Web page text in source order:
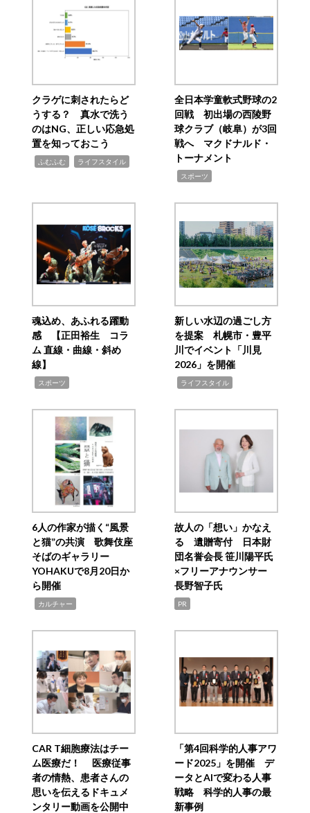
クラゲに刺されたらど
うする？ 真水で洗う
のはNG、正しい応急処
置を知っておこう
ふむふむ ライフスタイル
全日本学童軟式野球の2
回戦 初出場の西陵野
球クラブ（岐阜）が3回
戦へ マクドナルド・
トーナメント
スポーツ
魂込め、あふれる躍動
感 【正田裕生 コラ
ム 直線・曲線・斜め
線】
スポーツ
新しい水辺の過ごし方
を提案 札幌市・豊平
川でイベント「川見
2026」を開催
ライフスタイル
6人の作家が描く“風景
と猫”の共演 歌舞伎座
そばのギャラリー
YOHAKUで8月20日か
ら開催
カルチャー
故人の「想い」かなえ
る 遺贈寄付 日本財
団名誉会長 笹川陽平氏
×フリーアナウンサー
長野智子氏
PR
CAR T細胞療法はチー
ム医療だ！ 医療従事
者の情熱、患者さんの
思いを伝えるドキュメ
ンタリー動画を公開中
「第4回科学的人事アワ
ード2025」を開催 デ
ータとAIで変わる人事
戦略 科学的人事の最
新事例